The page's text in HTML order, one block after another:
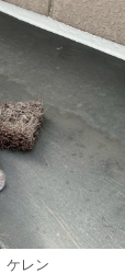
ケレン